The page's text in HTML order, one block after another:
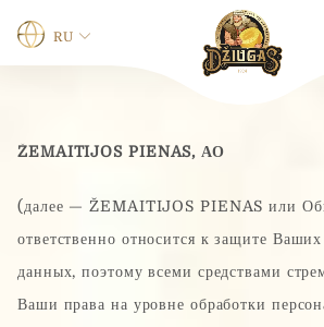
RU
ŽEMAITIJOS PIENAS, АО
(далее — ŽEMAITIJOS PIENAS или
ответственно относится к защите
данных, поэтому всеми средствами
Ваши права на уровне обработки
л
т
р
н
н
Имя*
Имя Фамилия